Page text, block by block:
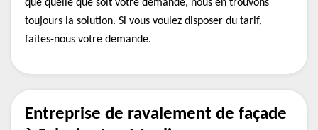
que quelle que soit votre demande, nous en trouvons
toujours la solution. Si vous voulez disposer du tarif,
faites-nous votre demande.
Entreprise de ravalement de façade